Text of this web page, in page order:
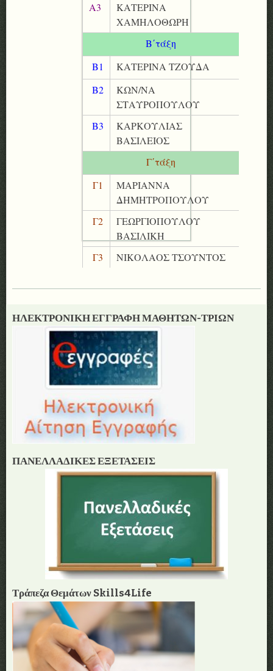
Α3
ΚΑΤΕΡΙΝΑ
ΧΑΜΗΛΟΘΩΡΗ
Β΄τάξη
Β1
ΚΑΤΕΡΙΝΑ ΤΖΟΥΔΑ
Β2
ΚΩΝ/ΝΑ
ΣΤΑΥΡΟΠΟΥΛΟΥ
Β3
ΚΑΡΚΟΥΛΙΑΣ
ΒΑΣΙΛΕΙΟΣ
Γ΄τάξη
Γ1
ΜΑΡΙΑΝΝΑ
ΔΗΜΗΤΡΟΠΟΥΛΟΥ
Γ2
ΓΕΩΡΓΙΟΠΟΥΛΟΥ
ΒΑΣΙΛΙΚΗ
Γ3
ΝΙΚΟΛΑΟΣ ΤΣΟΥΝΤΟΣ
ΗΛΕΚΤΡΟΝΙΚΗ ΕΓΓΡΑΦΗ ΜΑΘΗΤΩΝ-ΤΡΙΩΝ
ΠΑΝΕΛΛΑΔΙΚΕΣ ΕΞΕΤΑΣΕΙΣ
Τράπεζα Θεμάτων Skills4Life